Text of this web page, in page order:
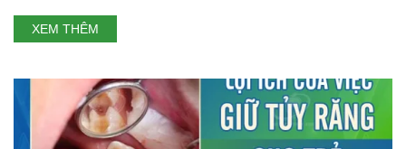
của nhiều phụ huynh. Thuật ngữ “lấy tủy” mang một ý nghĩa
khiến mọi người sợ hãi, bất kể ở độ tuổi nào. Tuy nhiên, khi
XEM THÊM